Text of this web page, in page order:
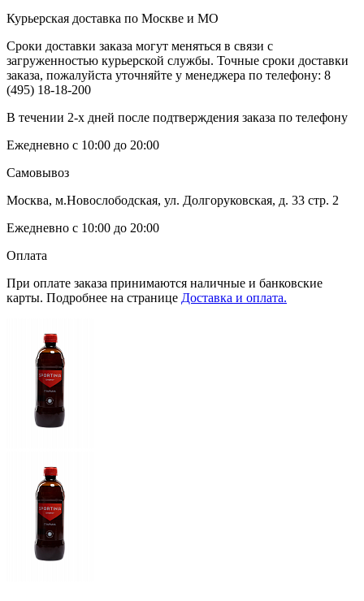
Курьерская доставка по Москве и МО
Сроки доставки заказа могут меняться в связи с
загруженностью курьерской службы. Точные сроки доставки
заказа, пожалуйста уточняйте у менеджера по телефону: 8
(495) 18-18-200
В течении 2-х дней после подтверждения заказа по телефону
Ежедневно с 10:00 до 20:00
Самовывоз
Москва, м.Новослободская, ул. Долгоруковская, д. 33 стр. 2
Ежедневно с 10:00 до 20:00
Оплата
При оплате заказа принимаются наличные и банковские
карты. Подробнее на странице Доставка и оплата.